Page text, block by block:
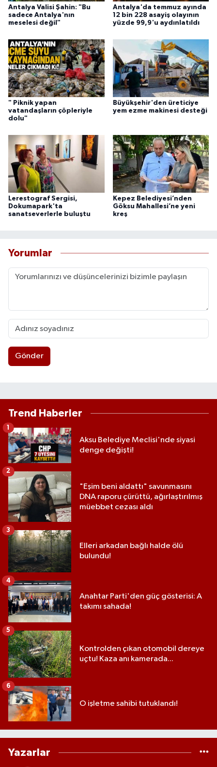
Antalya Valisi Şahin: "Bu
sadece Antalya'nın
meselesi değil"
Antalya'da temmuz ayında
12 bin 228 asayiş olayının
yüzde 99,9'u aydınlatıldı
" Piknik yapan
vatandaşların çöpleriyle
dolu"
Büyükşehir'den üreticiye
yem ezme makinesi desteği
Lerestograf Sergisi,
Dokumapark'ta
sanatseverlerle buluştu
Kepez Belediyesi’nden
Göksu Mahallesi’ne yeni
kreş
Yorumlar
Gönder
Trend Haberler
Aksu Belediye Meclisi'nde siyasi
denge değişti!
1
"Eşim beni aldattı" savunmasını
DNA raporu çürüttü, ağırlaştırılmış
müebbet cezası aldı
2
Elleri arkadan bağlı halde ölü
bulundu!
3
Anahtar Parti'den güç gösterisi: A
takımı sahada!
4
Kontrolden çıkan otomobil dereye
uçtu! Kaza anı kamerada...
5
O işletme sahibi tutuklandı!
6
Yazarlar